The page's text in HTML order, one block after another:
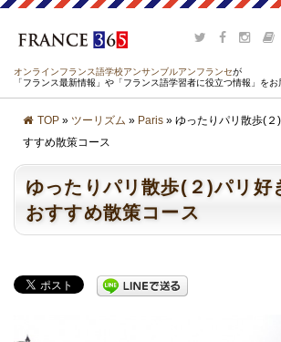
オンラインフランス語学校アンサンブルアンフランセが
「フランス最新情報」や「フランス語学習者に役立つ情報」をお
TOP » ツーリズム » Paris » ゆったりパリ散歩(
すすめ散策コース
ゆったりパリ散歩(２)パリ好
おすすめ散策コース